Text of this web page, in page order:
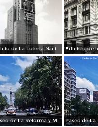
Edicio de La Loteria Nacional Ciudad de México Abril de 1964
Paseo de La Reforma y Mto a La Independencia 1950 Paseo de La